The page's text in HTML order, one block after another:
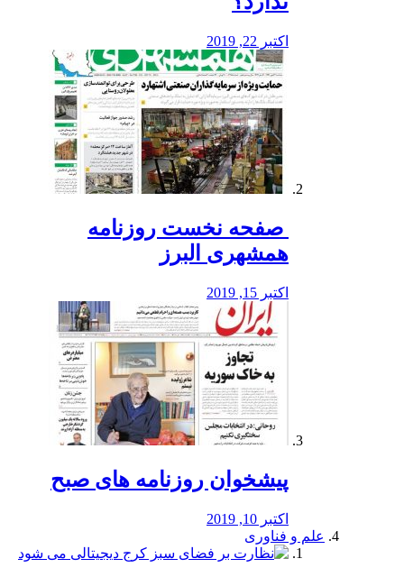
اکتبر 22, 2019
️ صفحه نخست روزنامه‌
همشهری البرز
اکتبر 15, 2019
پیشخوان روزنامه های صبح
اکتبر 10, 2019
علم و فناوری